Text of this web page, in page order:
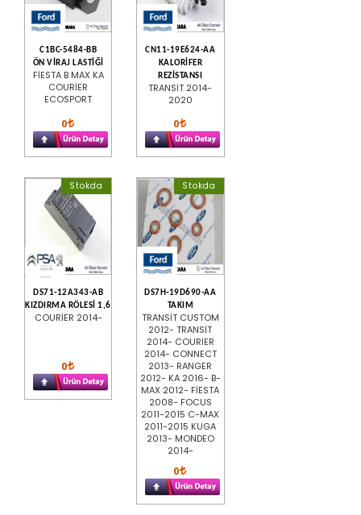
C1BC-5484-BB
ÖN VİRAJ LASTİĞİ
FİESTA B MAX KA
COURİER
ECOSPORT
0
CN11-19E624-AA
KALORİFER
REZİSTANSI
TRANSİT 2014-
2020
0
Stokda
DS71-12A343-AB
KIZDIRMA RÖLESİ 1,6
COURİER 2014-
0
Stokda
DS7H-19D690-AA
TAKIM
TRANSİT CUSTOM
2012- TRANSİT
2014- COURİER
2014- CONNECT
2013- RANGER
2012- KA 2016- B-
MAX 2012- FİESTA
2008- FOCUS
2011-2015 C-MAX
2011-2015 KUGA
2013- MONDEO
2014-
0